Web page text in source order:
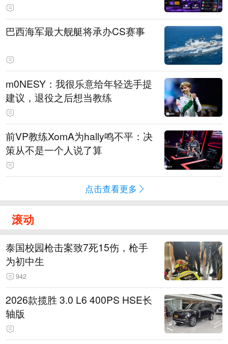
巴西海军最大舰艇将承办CS赛事
m0NESY：我很乐意给年轻选手提
建议，退役之后想当教练
前VP教练XomA为hally鸣不平：决
策从不是一个人说了算
点击查看更多
滚动
泰国校园枪击案致7死15伤，枪手
为初中生
942
2026款揽胜 3.0 L6 400PS HSE长
轴版